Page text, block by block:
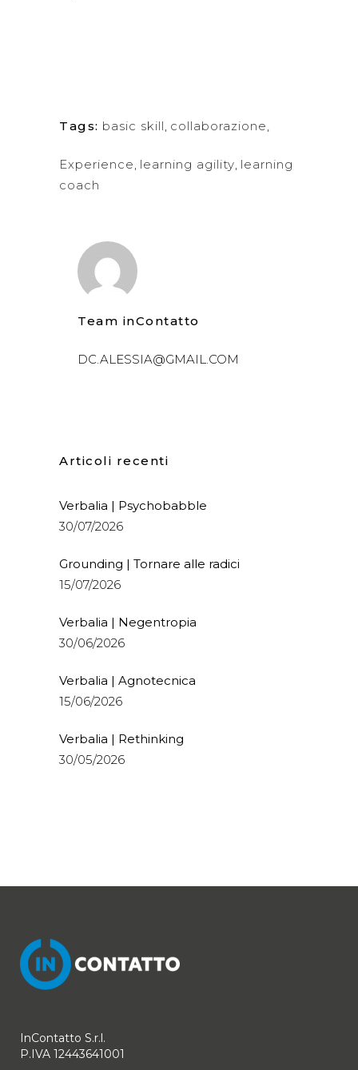
Tags: basic skill, collaborazione,
Experience, learning agility, learning
coach
Team inContatto
DC.ALESSIA@GMAIL.COM
Articoli recenti
Verbalia | Psychobabble
30/07/2026
Grounding | Tornare alle radici
15/07/2026
Verbalia | Negentropia
30/06/2026
Verbalia | Agnotecnica
15/06/2026
Verbalia | Rethinking
30/05/2026
InContatto S.r.l.
P.IVA 12443641001